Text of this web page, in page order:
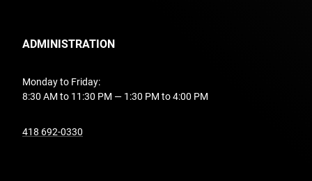
ADMINISTRATION
Monday to Friday:
8:30 AM to 11:30 PM — 1:30 PM to 4:00 PM
418 692-0330